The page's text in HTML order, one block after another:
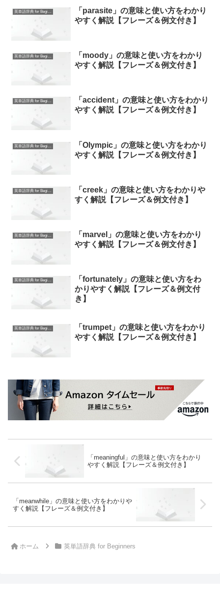
英単語辞典 for Beginners
「parasite」の意味と使い方をわかり
やすく解説【フレーズ＆例文付き】
英単語辞典 for Beginners
「moody」の意味と使い方をわかり
やすく解説【フレーズ＆例文付き】
英単語辞典 for Beginners
「accident」の意味と使い方をわかり
やすく解説【フレーズ＆例文付き】
英単語辞典 for Beginners
「Olympic」の意味と使い方をわかり
やすく解説【フレーズ＆例文付き】
英単語辞典 for Beginners
「creek」の意味と使い方をわかりや
すく解説【フレーズ＆例文付き】
英単語辞典 for Beginners
「marvel」の意味と使い方をわかり
やすく解説【フレーズ＆例文付き】
英単語辞典 for Beginners
「fortunately」の意味と使い方をわ
かりやすく解説【フレーズ＆例文付
き】
英単語辞典 for Beginners
「trumpet」の意味と使い方をわかり
やすく解説【フレーズ＆例文付き】
「meaningful」の意味と使い方をわかり
やすく解説【フレーズ＆例文付き】
「meanwhile」の意味と使い方をわかりや
すく解説【フレーズ＆例文付き】
ホーム 英単語辞典 for Beginners